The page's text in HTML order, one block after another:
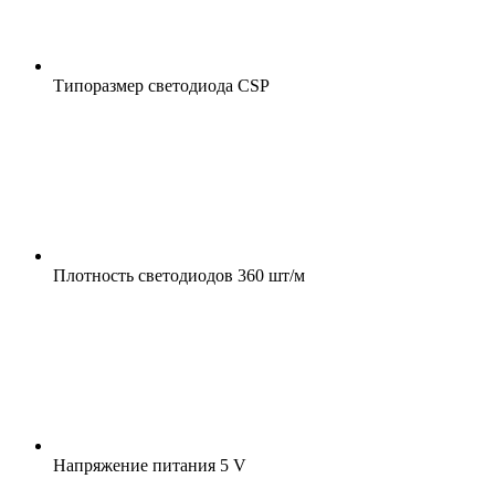
Типоразмер светодиода CSP
Плотность светодиодов 360 шт/м
Напряжение питания 5 V